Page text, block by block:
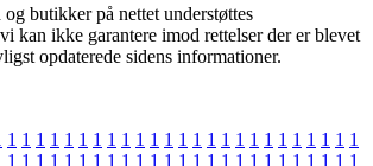
butikker på nettet understøttes
kan ikke garantere imod rettelser der er blevet
opdaterede sidens informationer.
1 1 1 1 1 1 1 1 1 1 1 1 1 1 1 1 1 1 1 1 1 1 1 1 1
1 1 1 1 1 1 1 1 1 1 1 1 1 1 1 1 1 1 1 1 1 1 1 1 1